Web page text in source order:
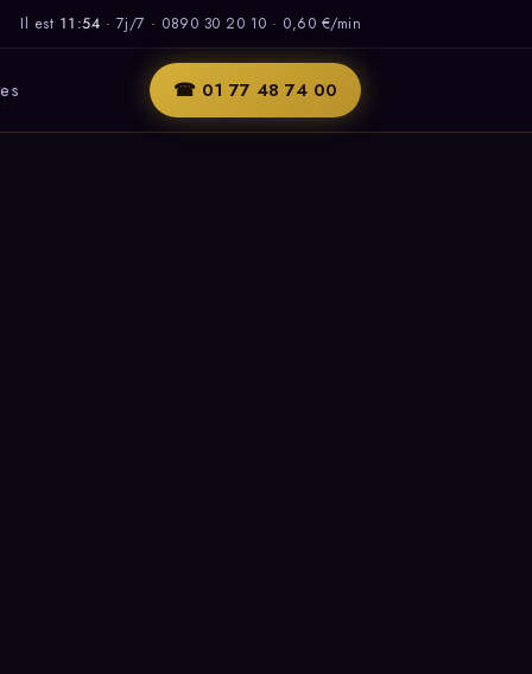
Il est 11:54 · 7j/7 · 0890 30 20 10 · 0,60 €/min
☎ 01 77 48 74 00